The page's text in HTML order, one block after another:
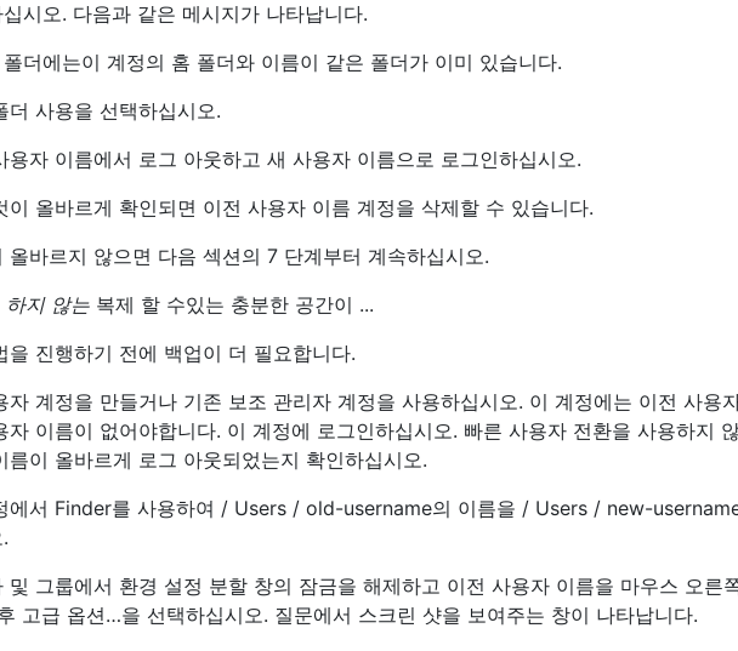
시오. 다음과 같은 메시지가 나타납니다.
더에는이 계정의 홈 폴더와 이름이 같은 폴더가 이미 있습니다.
더 사용을 선택하십시오.
용자 이름에서 로그 아웃하고 새 사용자 이름으로 로그인하십시오.
이 올바르게 확인되면 이전 사용자 이름 계정을 삭제할 수 있습니다.
올바르지 않으면 다음 섹션의 7 단계부터 계속하십시오.
하지 않는 복제 할 수있는 충분한 공간이 ...
을 진행하기 전에 백업이 더 필요합니다.
자 계정을 만들거나 기존 보조 관리자 계정을 사용하십시오. 이 계정에는 이전 사용
자 이름이 없어야합니다. 이 계정에 로그인하십시오. 빠른 사용자 전환을 사용하지
름이 올바르게 로그 아웃되었는지 확인하십시오.
에서 Finder를 사용하여 / Users / old-username의 이름을 / Users / new-
및 그룹에서 환경 설정 분할 창의 잠금을 해제하고 이전 사용자 이름을 마우스 오른
고급 옵션…을 선택하십시오. 질문에서 스크린 샷을 보여주는 창이 나타납니다.